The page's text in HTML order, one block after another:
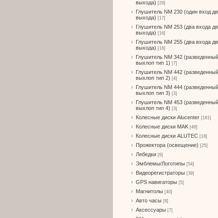
выхода) [29]
Глушитель NM 230 (один вход
выхода) [17]
Глушитель NM 253 (два входа
выхода) [16]
Глушитель NM 255 (два входа
выхода) [16]
Глушитель NM 342 (разведенный
выхлоп тип 1) [7]
Глушитель NM 442 (разведенный
выхлоп тип 2) [4]
Глушитель NM 444 (разведенный
выхлоп тип 3) [3]
Глушитель NM 453 (разведенный
выхлоп тип 4) [3]
Колесные диски Alucenter [181]
Колесные диски MAK [46]
Колесные диски ALUTEC [18]
Прожектора (освещение) [25]
Лебедки [9]
Эмблемы/Логотипы [54]
Видеорегистраторы [39]
GPS навигаторы [5]
Магнитолы [40]
Авто часы [8]
Аксессуары [7]